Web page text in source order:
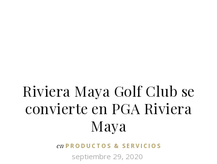
Riviera Maya Golf Club se
convierte en PGA Riviera
Maya
en PRODUCTOS & SERVICIOS
septiembre 29, 2020